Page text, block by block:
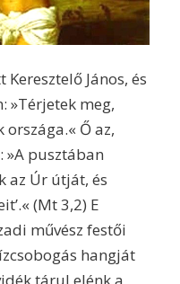
János, és
»Térjetek meg,
Ő az,
»A pusztában
az Úr útját, és
(Mt 3,2) E
művész festői
hangját